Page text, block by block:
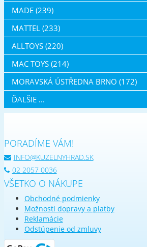
MADE (239)
MATTEL (233)
ALLTOYS (220)
MAC TOYS (214)
MORAVSKÁ ÚSTŘEDNA BRNO (172)
ĎALŠIE ...
PORADÍME VÁM!
INFO@KUZELNYHRAD.SK
02 2057 0036
VŠETKO O NÁKUPE
Obchodné podmienky
Možnosti dopravy a platby
Reklamácie
Odstúpenie od zmluvy